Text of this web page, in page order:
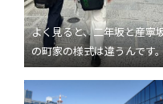
よく見ると、二年坂と産寧
の町家の様式は違うんです